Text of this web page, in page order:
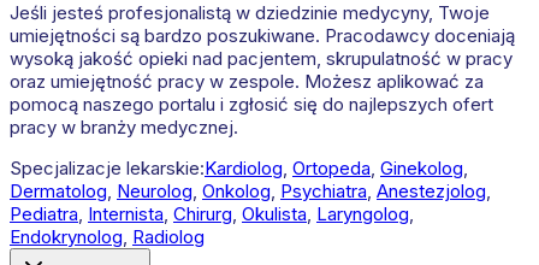
Jeśli jesteś profesjonalistą w dziedzinie medycyny, Twoje
umiejętności są bardzo poszukiwane. Pracodawcy doceniają
wysoką jakość opieki nad pacjentem, skrupulatność w pracy
oraz umiejętność pracy w zespole. Możesz aplikować za
pomocą naszego portalu i zgłosić się do najlepszych ofert
pracy w branży medycznej.
Specjalizacje lekarskie:Kardiolog, Ortopeda, Ginekolog,
Dermatolog, Neurolog, Onkolog, Psychiatra, Anestezjolog,
Pediatra, Internista, Chirurg, Okulista, Laryngolog,
Endokrynolog, Radiolog